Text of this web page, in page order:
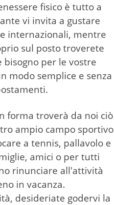
fisico è tutto a
vi invita a gustare
internazionali, mentre
sul posto troverete
per le vostre
modo semplice e senza
forma troverà da noi ciò
ampio campo sportivo
a tennis, pallavolo e
amici o per tutti
rinunciare all'attività
in vacanza.
desideriate godervi la